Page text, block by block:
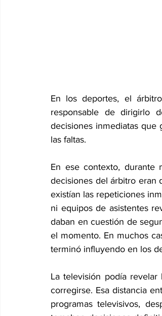
En los deportes, el
responsable de dirigirlo
decisiones inmediatas que
las faltas.
En ese contexto,
decisiones del árbitro eran
existían las repeticiones
ni equipos de asistentes
daban en cuestión de
el momento. En muchos
terminó influyendo en los
La televisión podía
corregirse. Esa distancia
programas televisivos,